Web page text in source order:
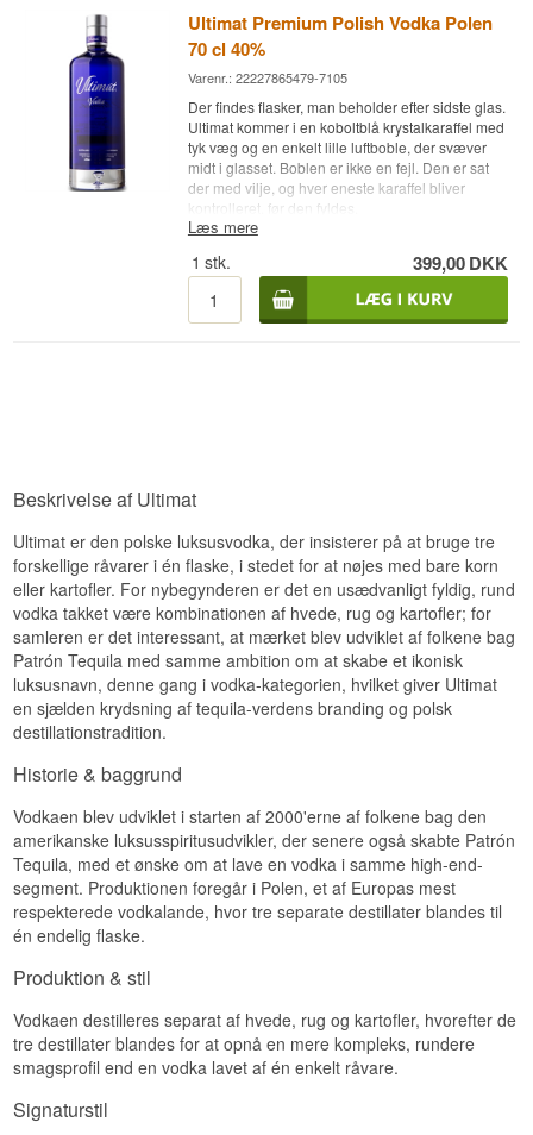
Ultimat Premium Polish Vodka Polen
70 cl 40%
Varenr.: 22227865479-7105
Der findes flasker, man beholder efter sidste glas.
Ultimat kommer i en koboltblå krystalkaraffel med
tyk væg og en enkelt lille luftboble, der svæver
midt i glasset. Boblen er ikke en fejl. Den er sat
der med vilje, og hver eneste karaffel bliver
kontrolleret, før den fyldes.
Ultimat er en Polsk Vodka destilleret på både
hvede, rug og kartofler, aftappet ved 40%.
kornvodkaer er ofte lette og lige på, mens
kartoffelvodka er tykkere og mere fyldig, næsten
olieagtig. Her sidder det midt imellem — en fed,
tæt tekstur med en tør, peberet kant fra rugen
ovenpå. Det er en vodka, der fylder mere i
munden, end alkoholprocenten alene lader ane.
Karaflen er tænkt til at matche indholdet. Det
tykke koboltblå krystal er tungt at løfte, låget
sidder solidt, og formen ligner mere en
Smagsnoter
Næse
Diskret og ren med et strejf hvedebrød. Bagved
ligger en jordagtig tone fra kartoflen, som er
anslaget. Rugen kommer ind midtvejs med
tørhed og hvid peber, og kartoflen giver vægten
under det hele.
Læs mere
1 stk. 399,00DKK
Beskrivelse af Ultimat
Ultimat er den polske luksusvodka, der insisterer på at bruge tre
forskellige råvarer i én flaske, i stedet for at nøjes med bare korn
eller kartofler. For nybegynderen er det en usædvanligt fyldig, rund
vodka takket være kombinationen af hvede, rug og kartofler; for
samleren er det interessant, at mærket blev udviklet af folkene bag
Patrón Tequila med samme ambition om at skabe et ikonisk
luksusnavn, denne gang i vodka-kategorien, hvilket giver Ultimat
en sjælden krydsning af tequila-verdens branding og polsk
destillationstradition.
Historie & baggrund
Vodkaen blev udviklet i starten af 2000'erne af folkene bag den
amerikanske luksusspiritusudvikler, der senere også skabte Patrón
Tequila, med et ønske om at lave en vodka i samme high-end-
segment. Produktionen foregår i Polen, et af Europas mest
respekterede vodkalande, hvor tre separate destillater blandes til
én endelig flaske.
Produktion & stil
Vodkaen destilleres separat af hvede, rug og kartofler, hvorefter de
tre destillater blandes for at opnå en mere kompleks, rundere
smagsprofil end en vodka lavet af én enkelt råvare.
Signaturstil